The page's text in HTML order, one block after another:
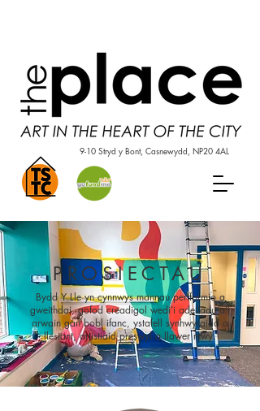
9-10 Stryd y Bont, Casnewydd, NP20 4AL
PROSIECTAU
Bydd Y Lle yn cynnwys mannau perfformio a
gweithdai, gofod creadigol wedi’i adeiladu a’i
arwain gan bobl ifanc, ystafell synhwyraidd a
llesiant, artistiaid preswyl a llawer mwy.